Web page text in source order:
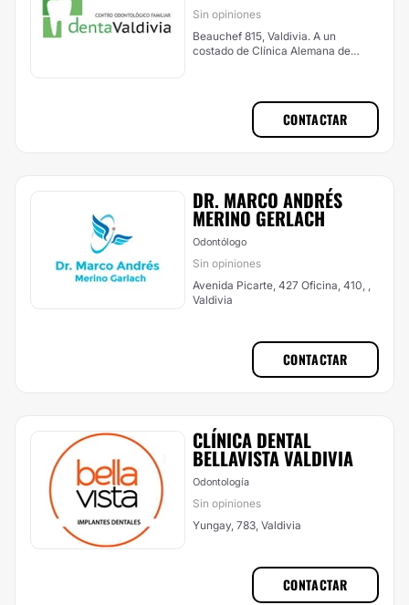
Sin opiniones
Beauchef 815, Valdivia. A un
costado de Clínica Alemana de
CONTACTAR
DR. MARCO ANDRÉS
MERINO GERLACH
Odontólogo
Sin opiniones
Avenida Picarte, 427 Oficina, 410, ,
Valdivia
CONTACTAR
CLÍNICA DENTAL
BELLAVISTA VALDIVIA
Odontología
Sin opiniones
Yungay, 783, Valdivia
CONTACTAR